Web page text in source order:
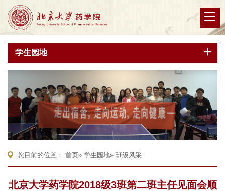
学生园地
您目前的位置： 首页» 学生园地» 班级风采
北京大学药学院2018级3班第二班主任见面会顺